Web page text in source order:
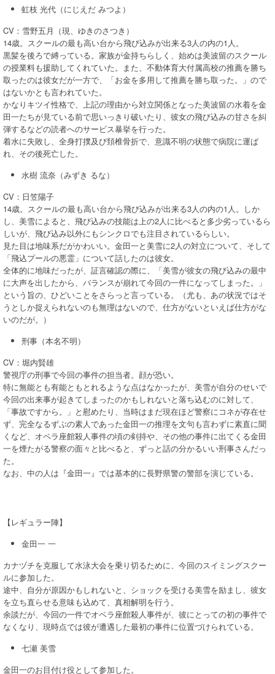
虹枝 光代（にじえだ みつよ）
CV：雪野五月（現、ゆきのさつき）
14歳。スクールの最も高い台から飛び込みが出来る3人の内の1人。
黒髪を後ろで縛っている。家族が金持ちらしく、始めは美波留のスクール
の授業料も援助してくれていた。また、不動体育大付属高校の推薦を勝ち
取ったのは彼女だが一方で、「お金を多用して推薦を勝ち取った。」ので
はないかとも言われていた。
かなりキツイ性格で、上記の理由から対立関係となった美波留の水着を金
田一たちが見ている前で思いっきり破いたり、彼女の飛び込みの甘さを糾
弾するなどの読者へのサービス暴挙を行った。
着水に失敗し、全身打撲及び頚椎骨折で、意識不明の状態で病院に運ば
れ、その後死亡した。
水樹 流奈（みずき るな）
CV：日笠陽子
14歳。スクールの最も高い台から飛び込みが出来る3人の内の1人。しか
し、美雪によると、飛び込みの技能は上の2人に比べると多少劣っているら
しいが、飛び込み以外にもシンクロでも注目されているらしい。
見た目は地味系だがかわいい。金田一と美雪に2人の対立について、そして
「飛込プールの悪霊」について話したのは彼女。
全体的に地味だったが、証言確認の際に、「美雪が彼女の飛び込みの最中
に大声を出したから、バランスが崩れて今回の一件になってしまった。」
という旨の、ひどいことをさらっと言っている。（尤も、あの状況ではそ
うとしか捉えられないのも無理はないので、仕方がないといえば仕方がな
いのだが。）
刑事（本名不明）
CV：堀内賢雄
警視庁の刑事で今回の事件の担当者。顔が恐い。
特に無能とも有能ともとれるような点はなかったが、美雪が自分のせいで
今回の出来事が起きてしまったのかもしれないと落ち込むのに対して、
「事故ですから。」と慰めたり、当時はまだ現在ほど警察にコネが存在せ
ず、完全なるずぶの素人であった金田一の推理を文句も言わずに素直に聞
くなど、オペラ座館殺人事件の頃の剣持や、その他の事件に出てくる金田
一を煙たがる警察の面々と比べると、ずっと話の分かるいい刑事さんだっ
た。
なお、中の人は『金田一』では基本的に長野県警の警部を演じている。
【レギュラー陣】
金田一 一
カナヅチを克服して水泳大会を乗り切るために、今回のスイミングスクー
ルに参加した。
途中、自分が原因かもしれないと、ショックを受ける美雪を励まし、彼女
を立ち直らせる意味も込めて、真相解明を行う。
余談だが、今回の一件でオペラ座館殺人事件が、彼にとっての初の事件で
なくなり、現時点では彼が遭遇した最初の事件に位置づけられている。
七瀬 美雪
金田一のお目付け役として参加した。